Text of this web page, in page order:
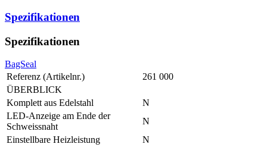
Spezifikationen
Spezifikationen
BagSeal
Referenz (Artikelnr.)
261 000
ÜBERBLICK
Komplett aus Edelstahl
N
LED-Anzeige am Ende der
Schweissnaht
N
Einstellbare Heizleistung
N